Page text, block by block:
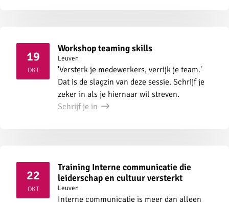
19
OKT2026
Workshop teaming skills
Leuven
'Versterk je medewerkers, verrijk je team.'
Dat is de slagzin van deze sessie. Schrijf je
zeker in als je hiernaar wil streven.
Schrijf je in
22
OKT2026
Training Interne communicatie die
leiderschap en cultuur versterkt
Leuven
Interne communicatie is meer dan alleen